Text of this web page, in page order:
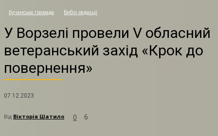
Бучанська громада Вибір редакції
У Ворзелі провели V обласний
ветеранський захід «Крок до
повернення»
07.12.2023
Від Вікторія Шатило 0 6